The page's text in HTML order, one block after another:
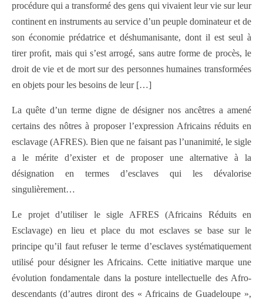
procédure qui a transformé des gens qui vivaient leur vie sur leur
continent en instruments au service d’un peuple dominateur et de
son économie prédatrice et déshumanisante, dont il est seul à
tirer proﬁt, mais qui s’est arrogé, sans autre forme de procès, le
droit de vie et de mort sur des personnes humaines transformées
en objets pour les besoins de leur […]
La quête d’un terme digne de désigner nos ancêtres a amené
certains des nôtres à proposer l’expression Africains réduits en
esclavage (AFRES). Bien que ne faisant pas l’unanimité, le sigle
a le mérite d’exister et de proposer une alternative à la
désignation en termes d’esclaves qui les dévalorise
singulièrement…
Le projet d’utiliser le sigle AFRES (Africains Réduits en
Esclavage) en lieu et place du mot esclaves se base sur le
principe qu’il faut refuser le terme d’esclaves systématiquement
utilisé pour désigner les Africains. Cette initiative marque une
évolution fondamentale dans la posture intellectuelle des Afro-
descendants (d’autres diront des « Africains de Guadeloupe »,